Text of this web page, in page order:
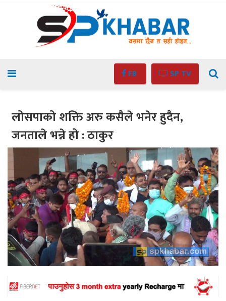
FB SP TV
लोसपाको शक्ति अरु कसैले भनेर हुदैन,
जनताले भन्ने हो : ठाकुर